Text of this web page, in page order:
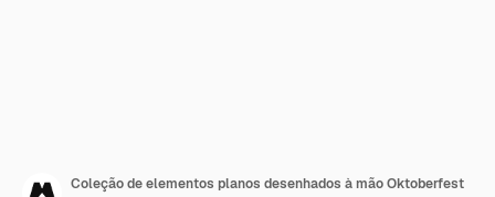
Coleção de elementos planos desenhados à mão Oktoberfest